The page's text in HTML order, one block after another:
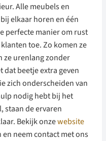
Alle meubels en
elkaar horen en één
perfecte manier om rust
toe. Zo komen ze
ze urenlang zonder
beetje extra geven
zich onderscheiden van
nodig hebt bij het
staan de ervaren
Bekijk onzewebsite
neem contact met ons